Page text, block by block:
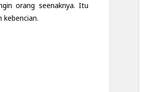
orang seenaknya. Itu
kebencian.